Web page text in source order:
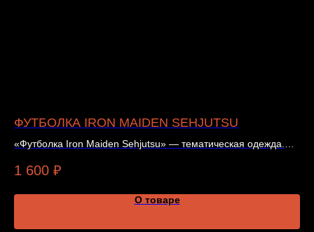
ФУТБОЛКА IRON MAIDEN SEHJUTSU
«Футболка Iron Maiden Sehjutsu» — тематическая одежда.
1 600 ₽
О товаре